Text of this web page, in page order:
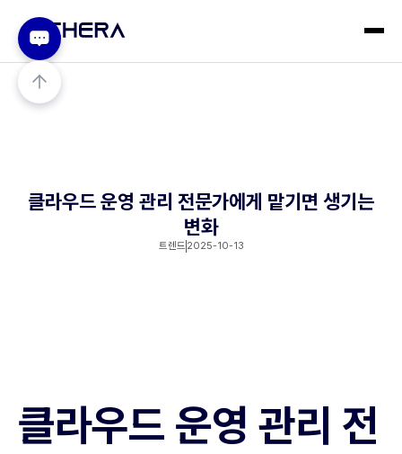
클라우드 운영 관리 전문가에게 맡기면 생기는
변화
트렌드 2025-10-13
클라우드 운영 관리 전